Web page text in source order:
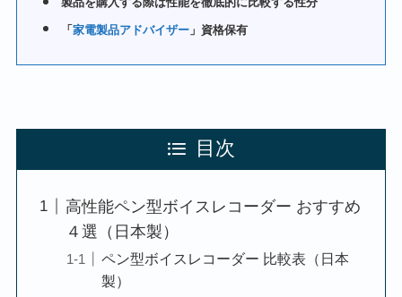
「家電製品アドバイザー 」資格保有
目次
高性能ペン型ボイスレコーダー おすすめ
４選（日本製）
ペン型ボイスレコーダー 比較表（日本
製）